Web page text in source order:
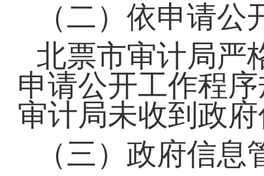
（二）依申请公
北票市审计局严
申请公开工作程
审计局未收到政
（三）政府信息